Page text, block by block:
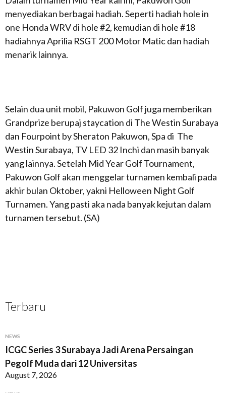
menyediakan berbagai hadiah. Seperti hadiah hole in
one Honda WRV di hole #2, kemudian di hole #18
hadiahnya Aprilia RSGT 200 Motor Matic dan hadiah
menarik lainnya.
Selain dua unit mobil, Pakuwon Golf juga memberikan
Grandprize berupaj staycation di The Westin Surabaya
dan Fourpoint by Sheraton Pakuwon, Spa di The
Westin Surabaya, TV LED 32 Inchi dan masih banyak
yang lainnya. Setelah Mid Year Golf Tournament,
Pakuwon Golf akan menggelar turnamen kembali pada
akhir bulan Oktober, yakni Helloween Night Golf
Turnamen. Yang pasti aka nada banyak kejutan dalam
turnamen tersebut. (SA)
Terbaru
NEWS
ICGC Series 3 Surabaya Jadi Arena Persaingan
Pegolf Muda dari 12 Universitas
August 7, 2026